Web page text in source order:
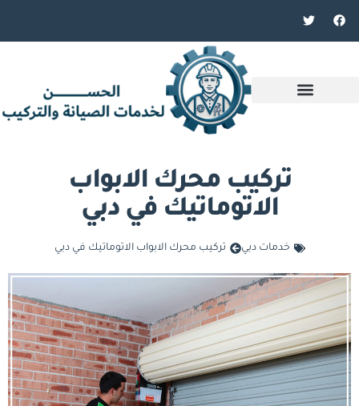
تركيب محرك الابواب
الاتوماتيك في دبي
خدمات دبي تركيب محرك الابواب الاتوماتيك في دبي